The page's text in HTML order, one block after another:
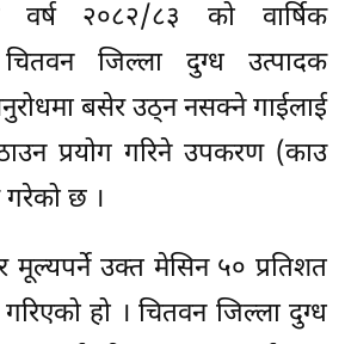
वर्ष २०८२/८३ को वार्षिक
चितवन जिल्ला दुग्ध उत्पादक
बसेर उठ्न नसक्ने गाईलाई
प्रयोग गरिने उपकरण (काउ
गरेको छ ।
मूल्यपर्ने उक्त मेसिन ५० प्रतिशत
हो । चितवन जिल्ला दुग्ध